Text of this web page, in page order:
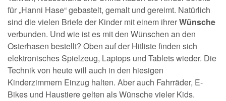
für „Hanni Hase“ gebastelt, gemalt und gereimt. Natürlich
sind die vielen Briefe der Kinder mit einem ihrerWünsche
verbunden. Und wie ist es mit den Wünschen an den
Osterhasen bestellt? Oben auf der Hitliste finden sich
elektronisches Spielzeug, Laptops und Tablets wieder. Die
Technik von heute will auch in den hiesigen
Kinderzimmern Einzug halten. Aber auch Fahrräder, E-
Bikes und Haustiere gelten als Wünsche vieler Kids.